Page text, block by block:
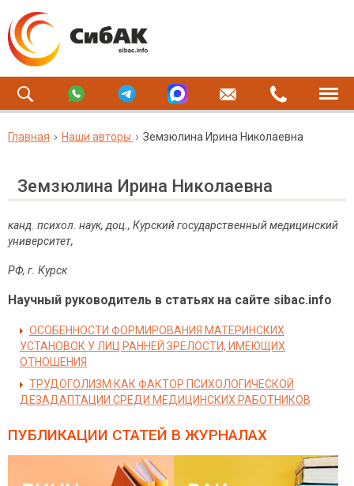
Главная Наши авторы Земзюлина Ирина Николаевна
Земзюлина Ирина Николаевна
канд. психол. наук, доц., Курский государственный медицинский
университет,
РФ, г. Курск
Научный руководитель в статьях на сайте sibac.info
ОСОБЕННОСТИ ФОРМИРОВАНИЯ МАТЕРИНСКИХ
УСТАНОВОК У ЛИЦ РАННЕЙ ЗРЕЛОСТИ, ИМЕЮЩИХ
ОТНОШЕНИЯ
ТРУДОГОЛИЗМ КАК ФАКТОР ПСИХОЛОГИЧЕСКОЙ
ДЕЗАДАПТАЦИИ СРЕДИ МЕДИЦИНСКИХ РАБОТНИКОВ
ПУБЛИКАЦИИ СТАТЕЙ В ЖУРНАЛАХ